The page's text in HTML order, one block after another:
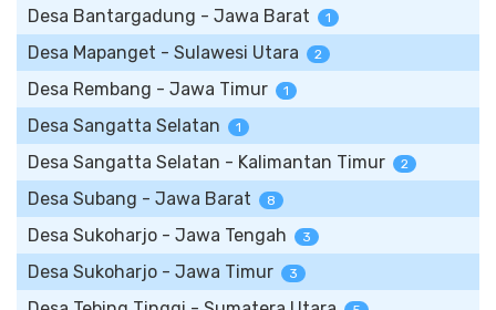
Desa Bantargadung - Jawa Barat 1
Desa Mapanget - Sulawesi Utara 2
Desa Rembang - Jawa Timur 1
Desa Sangatta Selatan 1
Desa Sangatta Selatan - Kalimantan Timur 2
Desa Subang - Jawa Barat 8
Desa Sukoharjo - Jawa Tengah 3
Desa Sukoharjo - Jawa Timur 3